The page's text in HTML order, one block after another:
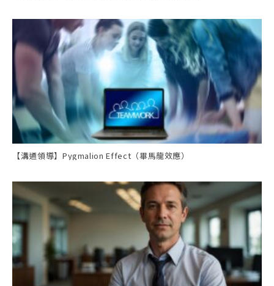
【溝通領導】Pygmalion Effect（畢馬龍效應）